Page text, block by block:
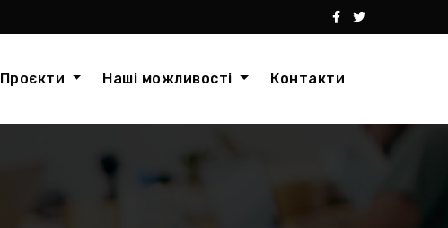
Проєкти Наші можливості Контакти